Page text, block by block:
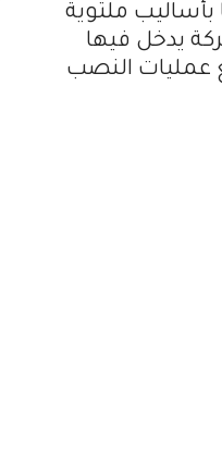
ملتوية
يدخل فيها
عمليات النصب